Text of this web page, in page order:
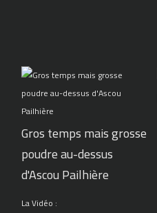
Gros temps mais grosse
poudre au-dessus
d'Ascou Pailhière
La Vidéo :